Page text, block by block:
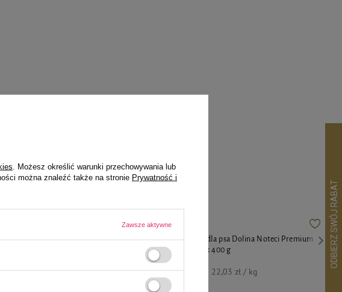
pupila
Mokra karma dla psa Dolina Noteci Premium
junior mix 10 x 400 g
22,03 zł / kg
. Możesz określić warunki przechowywania lub
można znaleźć także na stronie Prywatność i
Zawsze aktywne